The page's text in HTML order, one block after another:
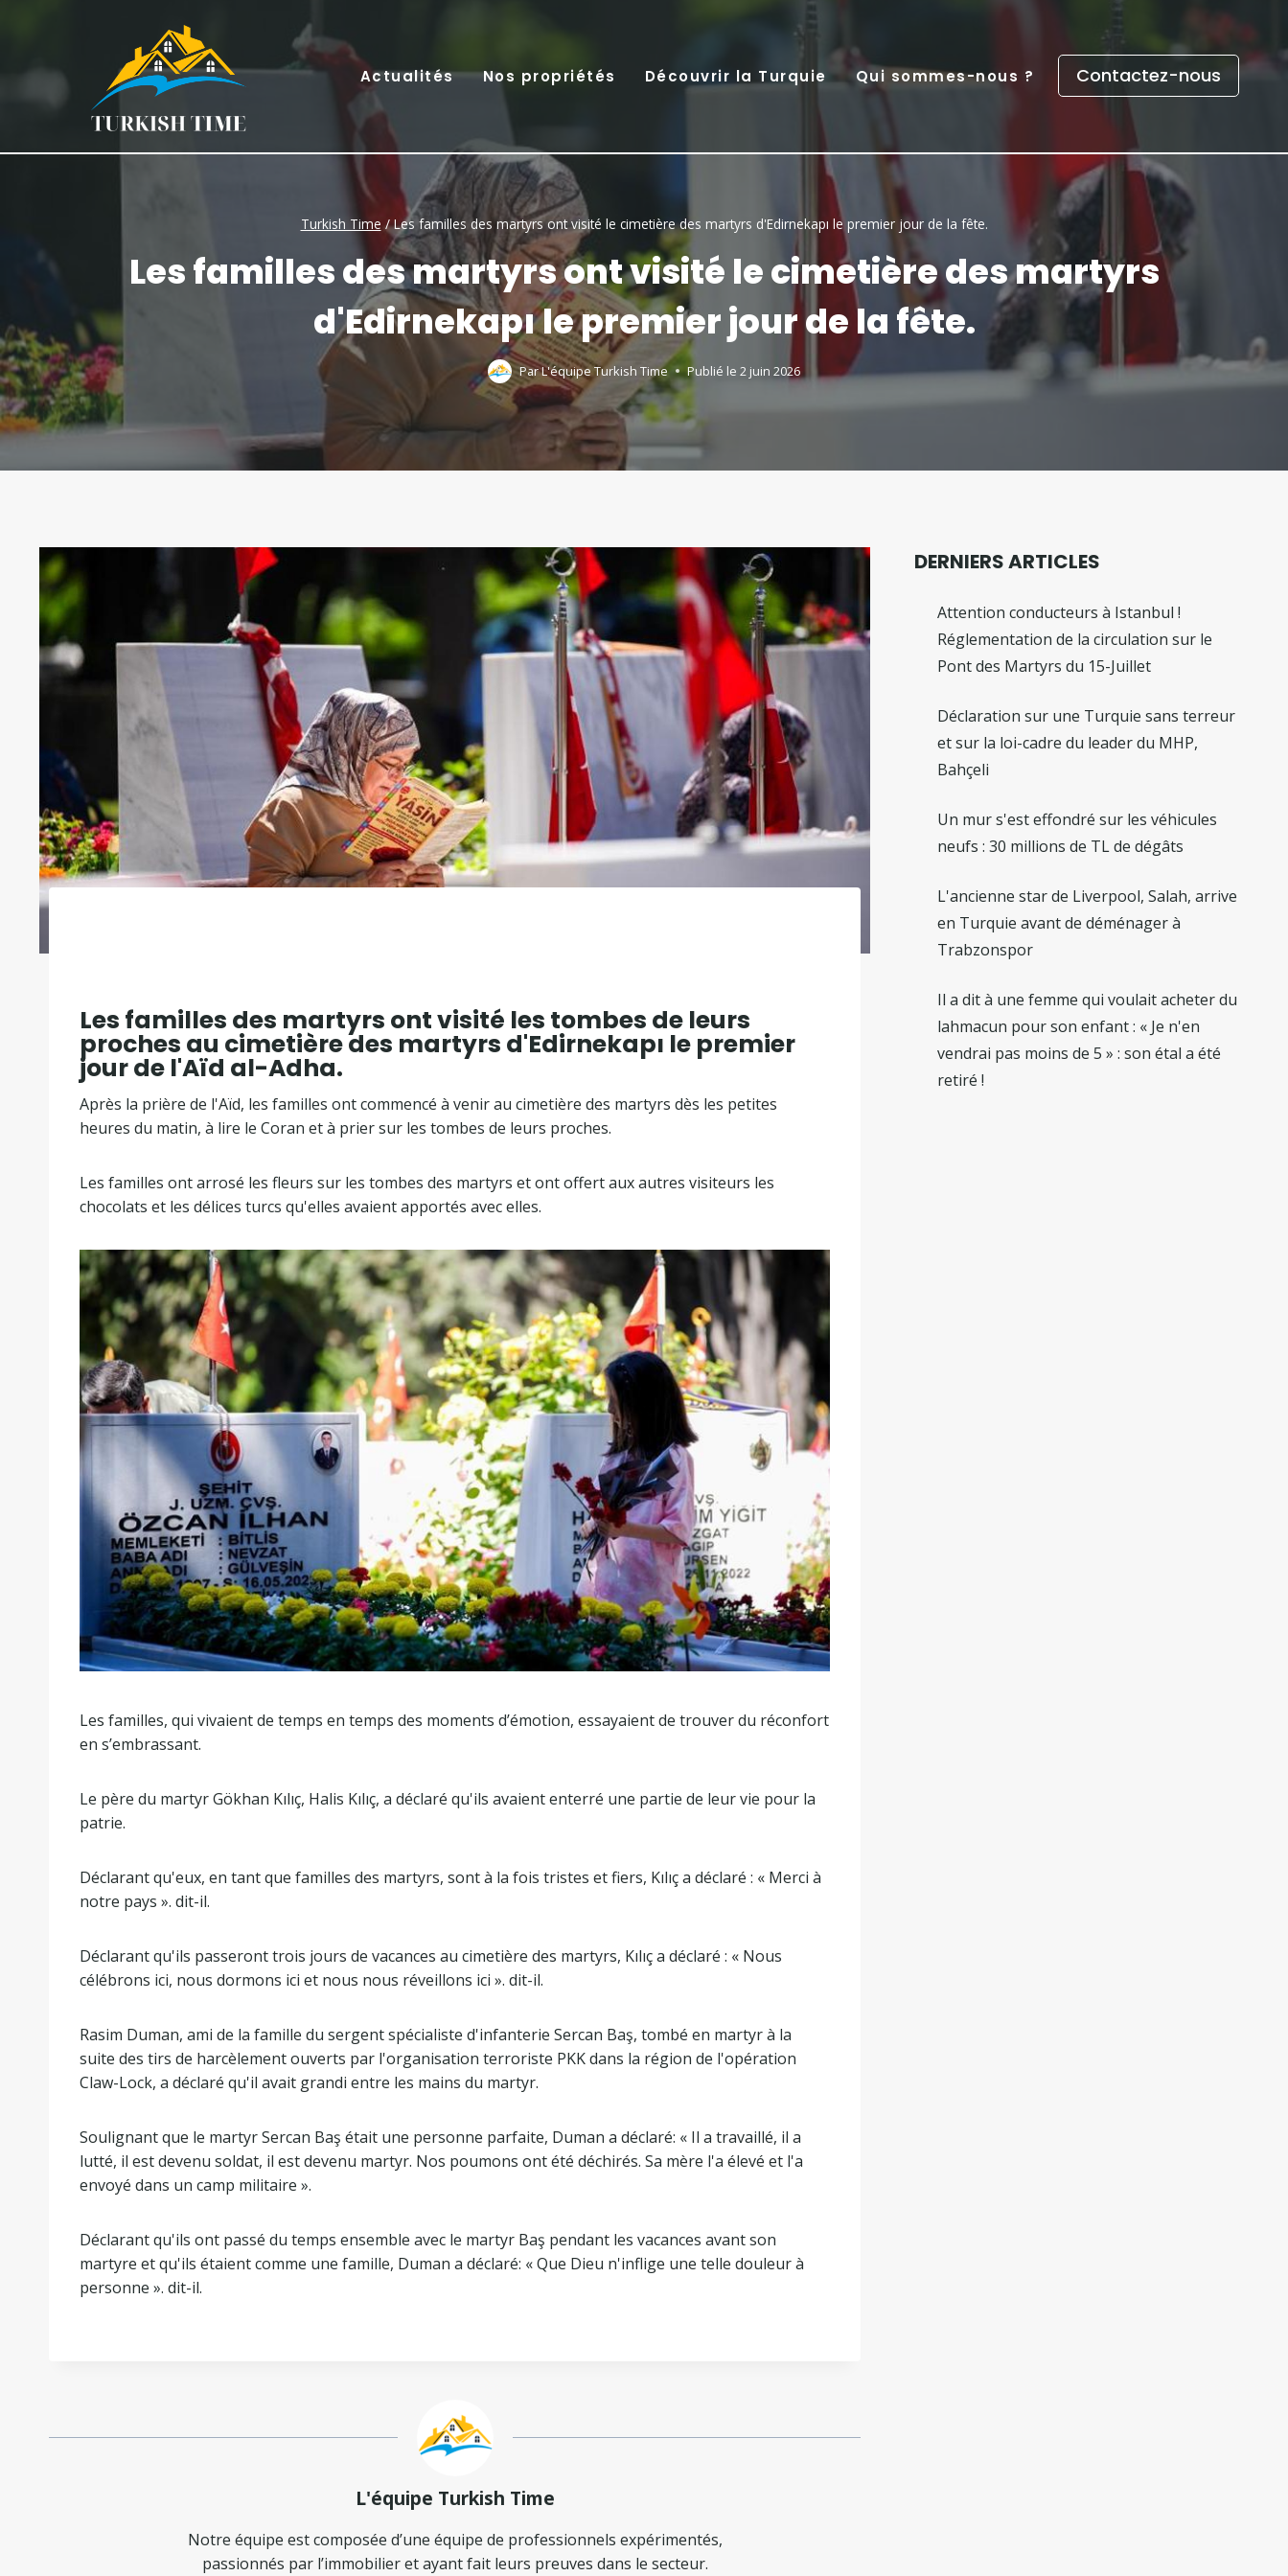
Actualités Nos propriétés Découvrir la Turquie Qui sommes-nous ? Contactez-nous
Turkish Time /Les familles des martyrs ont visité le cimetière des martyrs d'Edirnekapı le premier jour de la fête.
Les familles des martyrs ont visité le cimetière des martyrs
d'Edirnekapı le premier jour de la fête.
ParL'équipe Turkish Time Publié le 2 juin 2026
Les familles des martyrs ont visité les tombes de leurs
proches au cimetière des martyrs d'Edirnekapı le premier
jour de l'Aïd al-Adha.
Après la prière de l'Aïd, les familles ont commencé à venir au cimetière des martyrs dès les petites
heures du matin, à lire le Coran et à prier sur les tombes de leurs proches.
Les familles ont arrosé les fleurs sur les tombes des martyrs et ont offert aux autres visiteurs les
chocolats et les délices turcs qu'elles avaient apportés avec elles.
Les familles, qui vivaient de temps en temps des moments d’émotion, essayaient de trouver du réconfort
en s’embrassant.
Le père du martyr Gökhan Kılıç, Halis Kılıç, a déclaré qu'ils avaient enterré une partie de leur vie pour la
patrie.
Déclarant qu'eux, en tant que familles des martyrs, sont à la fois tristes et fiers, Kılıç a déclaré : « Merci à
notre pays ». dit-il.
Déclarant qu'ils passeront trois jours de vacances au cimetière des martyrs, Kılıç a déclaré : « Nous
célébrons ici, nous dormons ici et nous nous réveillons ici ». dit-il.
Rasim Duman, ami de la famille du sergent spécialiste d'infanterie Sercan Baş, tombé en martyr à la
suite des tirs de harcèlement ouverts par l'organisation terroriste PKK dans la région de l'opération
Claw-Lock, a déclaré qu'il avait grandi entre les mains du martyr.
Soulignant que le martyr Sercan Baş était une personne parfaite, Duman a déclaré: « Il a travaillé, il a
lutté, il est devenu soldat, il est devenu martyr. Nos poumons ont été déchirés. Sa mère l'a élevé et l'a
envoyé dans un camp militaire ».
Déclarant qu'ils ont passé du temps ensemble avec le martyr Baş pendant les vacances avant son
martyre et qu'ils étaient comme une famille, Duman a déclaré: « Que Dieu n'inflige une telle douleur à
personne ». dit-il.
L'équipe Turkish Time
Notre équipe est composée d’une équipe de professionnels expérimentés,
passionnés par l’immobilier et ayant fait leurs preuves dans le secteur.
DERNIERS ARTICLES
Attention conducteurs à Istanbul !
Réglementation de la circulation sur le
Pont des Martyrs du 15-Juillet
Déclaration sur une Turquie sans terreur
et sur la loi-cadre du leader du MHP,
Bahçeli
Un mur s'est effondré sur les véhicules
neufs : 30 millions de TL de dégâts
L'ancienne star de Liverpool, Salah, arrive
en Turquie avant de déménager à
Trabzonspor
Il a dit à une femme qui voulait acheter du
lahmacun pour son enfant : « Je n'en
vendrai pas moins de 5 » : son étal a été
retiré !